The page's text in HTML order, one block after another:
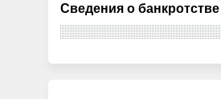
Сведения о банкротстве